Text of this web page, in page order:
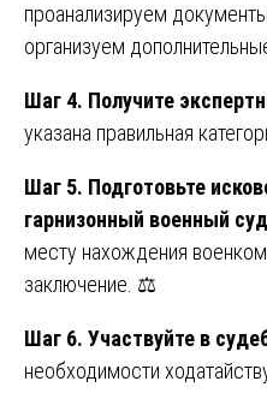
проанализируем
организуем
Шаг 4. Получите
указана правильная
Шаг 5. Подготовьте
гарнизонный военный суд
месту нахождения
заключение. ⚖️
Шаг 6. Участвуйте в
необходимости